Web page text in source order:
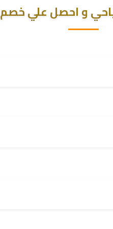
احصل علي خصم 15%